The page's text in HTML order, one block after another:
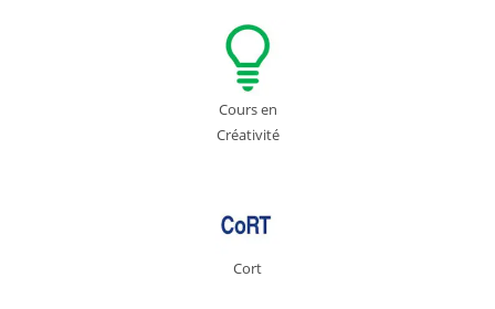
Cours en
Créativité
Cort